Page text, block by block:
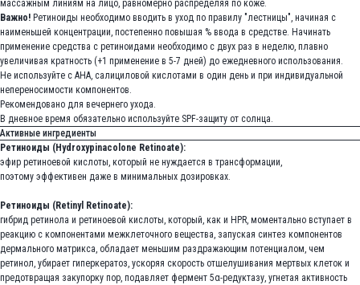
массажным линиям на лицо, равномерно распределяя по коже.
Важно! Ретиноиды необходимо вводить в уход по правилу "лестницы", начиная с
наименьшей концентрации, постепенно повышая % ввода в средстве. Начинать
применение средства с ретиноидами необходимо с двух раз в неделю, плавно
увеличивая кратность (+1 применение в 5-7 дней) до ежедневного использования.
Не используйте с АНА, салициловой кислотами в один день и при индивидуальной
непереносимости компонентов.
Рекомендовано для вечернего ухода.
В дневное время обязательно используйте SPF-защиту от солнца.
Активные ингредиенты
Ретиноиды (Hydroxypinacolone Retinoate):
эфир ретиноевой кислоты, который не нуждается в трансформации,
поэтому эффективен даже в минимальных дозировках.
Ретиноиды (Retinyl Retinoate):
гибрид ретинола и ретиноевой кислоты, который, как и HPR, моментально вступает в
реакцию с компонентами межклеточного вещества, запуская синтез компонентов
дермального матрикса, обладает меньшим раздражающим потенциалом, чем
ретинол, убирает гиперкератоз, ускоряя скорость отшелушивания мертвых клеток и
предотвращая закупорку пор, подавляет фермент 5α-редуктазу, угнетая активность